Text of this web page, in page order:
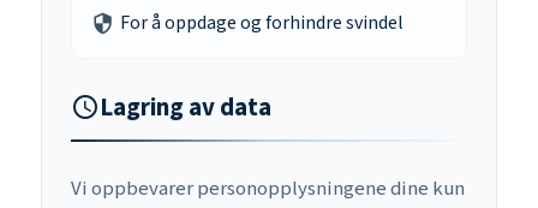
security For å oppdage og forhindre svindel
scheduleLagring av data
Vi oppbevarer personopplysningene dine kun